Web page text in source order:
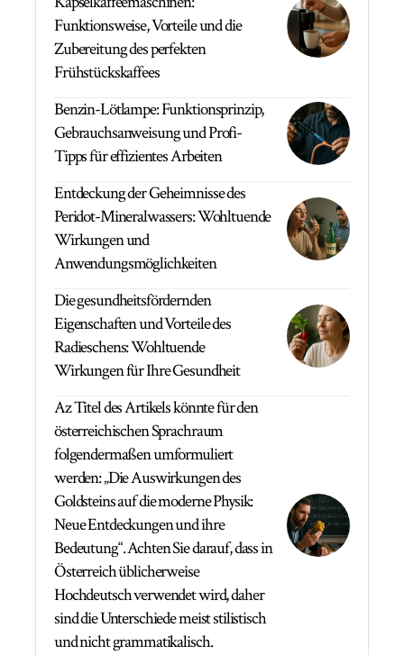
Funktionsweise, Vorteile und die
Zubereitung des perfekten
Frühstückskaffees
Benzin-Lötlampe: Funktionsprinzip,
Gebrauchsanweisung und Profi-
Tipps für effizientes Arbeiten
Entdeckung der Geheimnisse des
Peridot-Mineralwassers: Wohltuende
Wirkungen und
Anwendungsmöglichkeiten
Die gesundheitsfördernden
Eigenschaften und Vorteile des
Radieschens: Wohltuende
Wirkungen für Ihre Gesundheit
Az Titel des Artikels könnte für den
österreichischen Sprachraum
folgendermaßen umformuliert
werden: „Die Auswirkungen des
Goldsteins auf die moderne Physik:
Neue Entdeckungen und ihre
Bedeutung“. Achten Sie darauf, dass in
Österreich üblicherweise
Hochdeutsch verwendet wird, daher
sind die Unterschiede meist stilistisch
und nicht grammatikalisch.